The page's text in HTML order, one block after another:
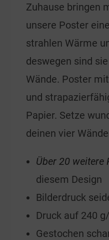
Zuhause bringen
unsere Poster
strahlen Wärme
deswegen sind
Wände. Poster
und
Papier. Setze
deinen vier
Über 20 weitere
diesem Design
Bilderdruck
Druck auf 240
Gestochen